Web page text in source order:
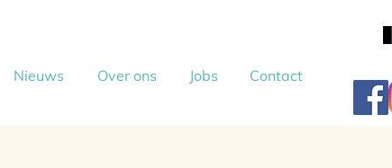
Nieuws Over ons Jobs Contact